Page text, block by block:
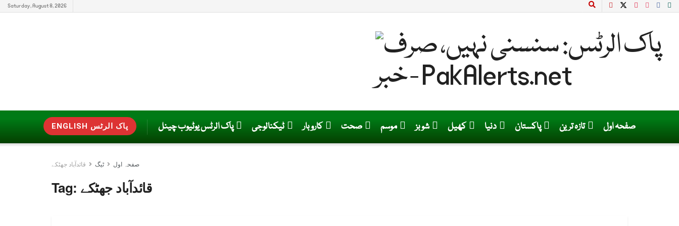
Saturday, August 8, 2026
ENGLISH پاک الرٹس پاک الرٹس یوٹیوب چینل ٹیکنالوجی کاروبار صحت موسم شوبز کھیل دنیا پاکستان تازہ ترین صفحہ اول
صفحہ اول ٹیگ قائدآباد جھٹکے
Tag: قائدآباد جھٹکے